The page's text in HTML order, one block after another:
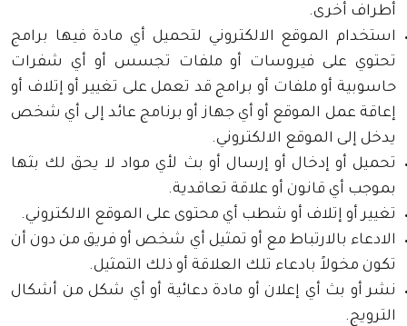
أطراف أخرى.
استخدام الموقع الالكتروني لتحميل أي مادة فيها برامج
تحتوي على فيروسات أو ملفات تجسس أو أي شفرات
حاسوبية أو ملفات أو برامج قد تعمل على تغيير أو إتلاف أو
إعاقة عمل الموقع أو أي جهاز أو برنامج عائد إلى أي شخص
يدخل إلى الموقع الالكتروني.
تحميل أو إدخال أو إرسال أو بث لأي مواد لا يحق لك بثها
بموجب أي قانون أو علاقة تعاقدية.
تغيير أو إتلاف أو شطب أي محتوى على الموقع الالكتروني.
الادعاء بالارتباط مع أو تمثيل أي شخص أو فريق من دون أن
تكون مخولاً بادعاء تلك العلاقة أو ذلك التمثيل.
نشر أو بث أي إعلان أو مادة دعائية أو أي شكل من أشكال
الترويج.